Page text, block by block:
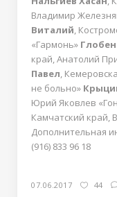
Владимир
Виталий,
«Гармонь»
край, Анатолий
Павел,
не больно»
Юрий Яковлев
Камчатский край,
Дополнительная
(916) 833 96 18
07.06.2017 44